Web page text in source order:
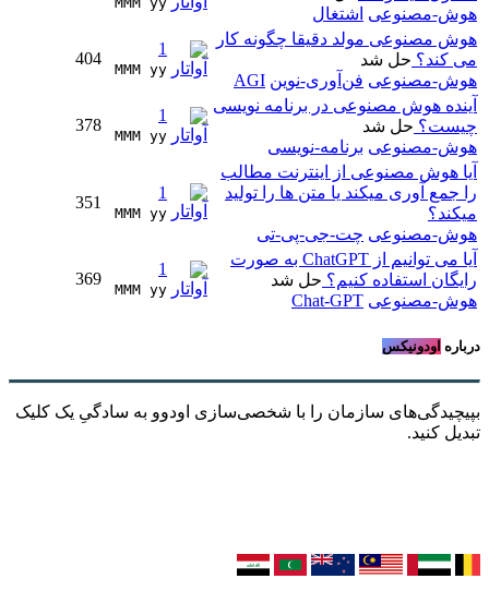
هوش-مصنوعی اشتغال
هوش مصنوعی مولد دقیقا چگونه کار
می کند؟ حل شد
هوش-مصنوعی فن‌آوری-نوین AGI
1
MMM yy
404
آینده هوش مصنوعی در برنامه نویسی
چیست؟ حل شد
هوش-مصنوعی برنامه-نویسی
1
MMM yy
378
آیا هوش مصنوعی از اینترنت مطالب
را جمع آوری میکند یا متن ها را تولید
میکند؟
هوش-مصنوعی چت-جی-پی-تی
1
MMM yy
351
آیا می توانیم از ChatGPT به صورت
رایگان استفاده کنیم؟ حل شد
هوش-مصنوعی Chat-GPT
1
MMM yy
369
درباره اودونیکس
بپیچیدگی‌های سازمان را با شخصی‌سازی اودوو به سادگیِ یک کلیک
تبدیل کنید.